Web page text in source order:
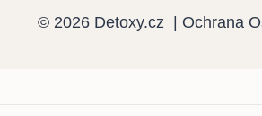
© 2026 Detoxy.cz | Ochrana